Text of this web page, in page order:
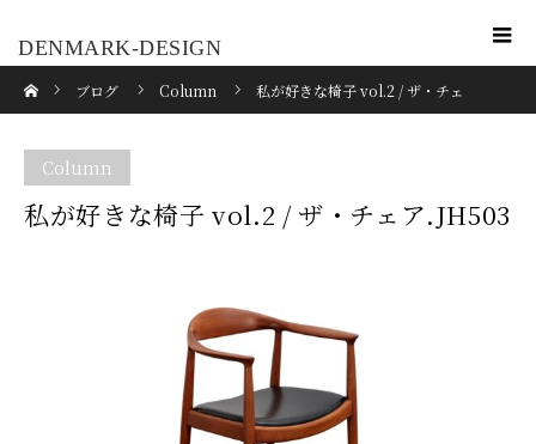
DENMARK-DESIGN
ブログ Column 私が好きな椅子 vol.2 / ザ・チェ
Column
私が好きな椅子 vol.2 / ザ・チェア.JH503